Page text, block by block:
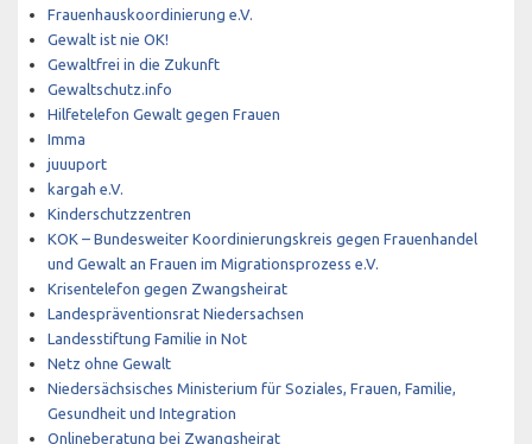
Frauenhauskoordinierung e.V.
Gewalt ist nie OK!
Gewaltfrei in die Zukunft
Gewaltschutz.info
Hilfetelefon Gewalt gegen Frauen
Imma
juuuport
kargah e.V.
Kinderschutzzentren
KOK – Bundesweiter Koordinierungskreis gegen Frauenhandel
und Gewalt an Frauen im Migrationsprozess e.V.
Krisentelefon gegen Zwangsheirat
Landespräventionsrat Niedersachsen
Landesstiftung Familie in Not
Netz ohne Gewalt
Niedersächsisches Ministerium für Soziales, Frauen, Familie,
Gesundheit und Integration
Onlineberatung bei Zwangsheirat